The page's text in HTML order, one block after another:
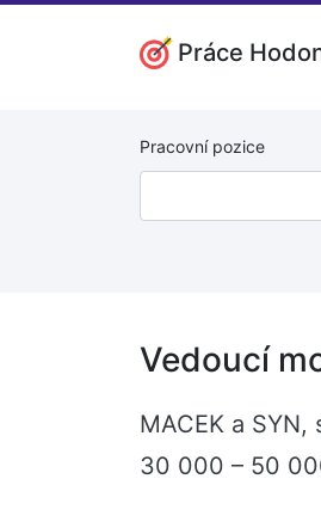
Práce
Pracovní pozice
Vedoucí
MACEK a
30 000 – 50